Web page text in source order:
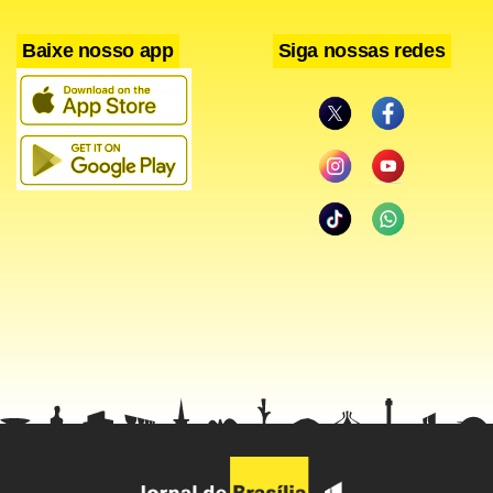
“A questão essencial para o Brasil é voltar a crescer”, disse
o responsável pela América Latina na gestora Schroders
Investment Management, Jim Barrineau. Só uma expansão
Apesar do aumento do risco político e de indicadores
Baixe nosso app Siga nossas redes